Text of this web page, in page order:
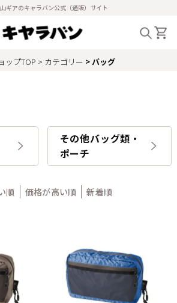
ギアのキャラバン公式（通販）サイト
ップTOP カテゴリー バッグ
その他バッグ類・
ポーチ
順 価格が高い順 新着順